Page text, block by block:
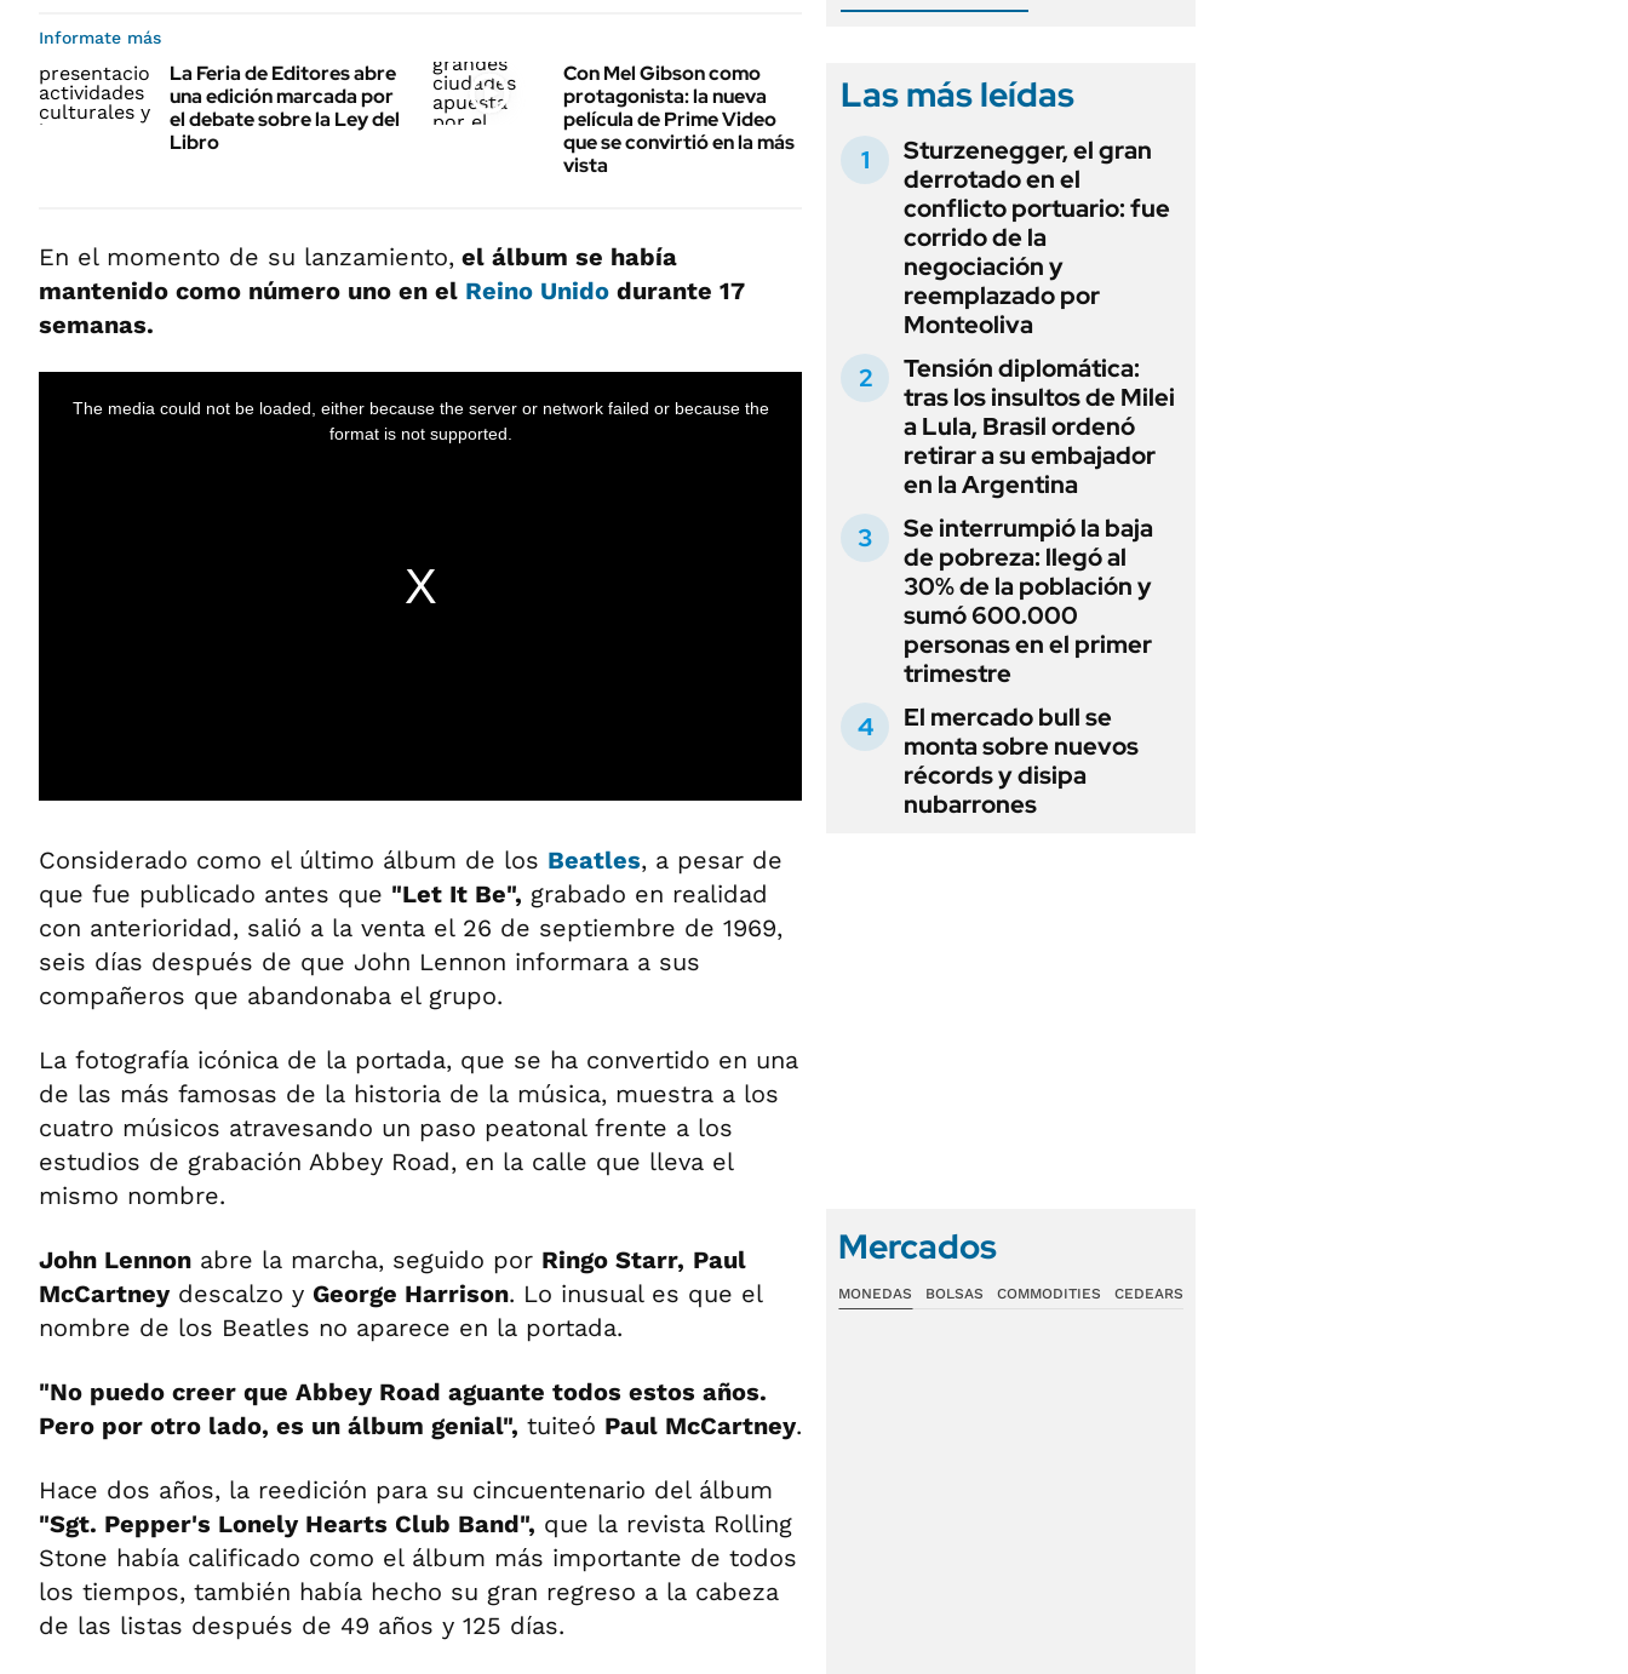
Informate más
La Feria de Editores abre
una edición marcada por
el debate sobre la Ley del
Libro
Con Mel Gibson como
protagonista: la nueva
película de Prime Video
que se convirtió en la más
vista
En el momento de su lanzamiento, el álbum se había
mantenido como número uno en el Reino Unido durante 17
semanas.
Considerado como el último álbum de los Beatles, a pesar de
que fue publicado antes que "Let It Be", grabado en realidad
con anterioridad, salió a la venta el 26 de septiembre de 1969,
seis días después de que John Lennon informara a sus
compañeros que abandonaba el grupo.
La fotografía icónica de la portada, que se ha convertido en una
de las más famosas de la historia de la música, muestra a los
cuatro músicos atravesando un paso peatonal frente a los
estudios de grabación Abbey Road, en la calle que lleva el
mismo nombre.
John Lennon abre la marcha, seguido por Ringo Starr, Paul
McCartneydescalzo y George Harrison. Lo inusual es que el
nombre de los Beatles no aparece en la portada.
"No puedo creer que Abbey Road aguante todos estos años.
Pero por otro lado, es un álbum genial", tuiteó Paul McCartney.
Hace dos años, la reedición para su cincuentenario del álbum
"Sgt. Pepper's Lonely Hearts Club Band", que la revista Rolling
Stone había calificado como el álbum más importante de todos
los tiempos, también había hecho su gran regreso a la cabeza
de las listas después de 49 años y 125 días.
Las más leídas
Sturzenegger, el gran
derrotado en el
conflicto portuario: fue
corrido de la
negociación y
reemplazado por
Monteoliva
Tensión diplomática:
tras los insultos de Milei
a Lula, Brasil ordenó
retirar a su embajador
en la Argentina
Se interrumpió la baja
de pobreza: llegó al
30% de la población y
sumó 600.000
personas en el primer
trimestre
El mercado bull se
monta sobre nuevos
récords y disipa
nubarrones
Mercados
MONEDAS BOLSAS COMMODITIES CEDEARS